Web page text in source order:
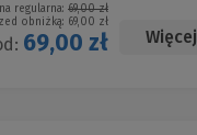
regularna: 69,00 zł
obniżką: 69,00 zł
69,00 zł Więcej